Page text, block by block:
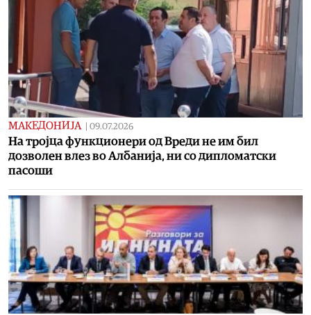
МАКЕДОНИЈА | 09.07.2026
На тројца функционери од Вреди не им бил
дозволен влез во Албанија, ни со дипломатски
пасоши